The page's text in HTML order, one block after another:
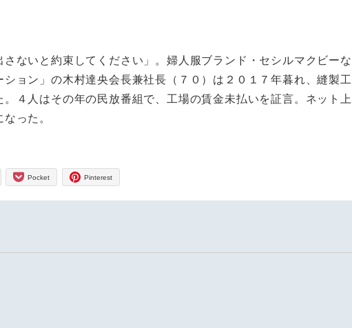
ないと約束してください」。婦人服ブランド・セシルマクビーな
ョン」の木村達央会長兼社長（７０）は２０１７年暮れ、縫製工
４人はその年の民放番組で、工場の賃金未払いを証言。ネット上
った。
Pocket Pinterest